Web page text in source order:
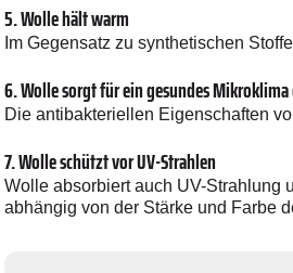
5. Wolle hält warm
Im Gegensatz zu synthetischen
6. Wolle sorgt für ein gesundes
Die antibakteriellen Eigenschaften
7. Wolle schützt vor UV-Strahlen
Wolle absorbiert auch UV-Strahlung
abhängig von der Stärke und Farbe